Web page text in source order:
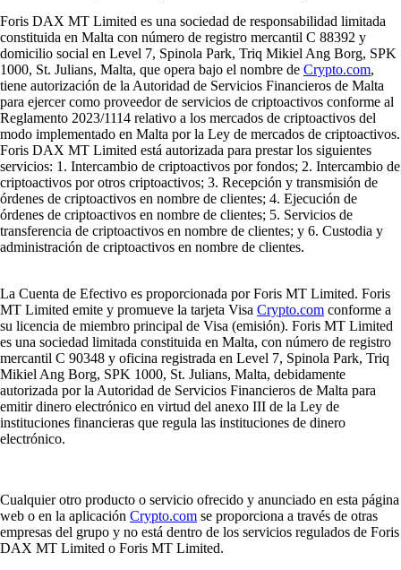
Foris DAX MT Limited es una sociedad de responsabilidad limitada
constituida en Malta con número de registro mercantil C 88392 y
domicilio social en Level 7, Spinola Park, Triq Mikiel Ang Borg, SPK
1000, St. Julians, Malta, que opera bajo el nombre de Crypto.com,
tiene autorización de la Autoridad de Servicios Financieros de Malta
para ejercer como proveedor de servicios de criptoactivos conforme al
Reglamento 2023/1114 relativo a los mercados de criptoactivos del
modo implementado en Malta por la Ley de mercados de criptoactivos.
Foris DAX MT Limited está autorizada para prestar los siguientes
servicios: 1. Intercambio de criptoactivos por fondos; 2. Intercambio de
criptoactivos por otros criptoactivos; 3. Recepción y transmisión de
órdenes de criptoactivos en nombre de clientes; 4. Ejecución de
órdenes de criptoactivos en nombre de clientes; 5. Servicios de
transferencia de criptoactivos en nombre de clientes; y 6. Custodia y
administración de criptoactivos en nombre de clientes.
La Cuenta de Efectivo es proporcionada por Foris MT Limited. Foris
MT Limited emite y promueve la tarjeta Visa Crypto.com conforme a
su licencia de miembro principal de Visa (emisión). Foris MT Limited
es una sociedad limitada constituida en Malta, con número de registro
mercantil C 90348 y oficina registrada en Level 7, Spinola Park, Triq
Mikiel Ang Borg, SPK 1000, St. Julians, Malta, debidamente
autorizada por la Autoridad de Servicios Financieros de Malta para
emitir dinero electrónico en virtud del anexo III de la Ley de
instituciones financieras que regula las instituciones de dinero
electrónico.
Cualquier otro producto o servicio ofrecido y anunciado en esta página
web o en la aplicación Crypto.com se proporciona a través de otras
empresas del grupo y no está dentro de los servicios regulados de Foris
DAX MT Limited o Foris MT Limited.